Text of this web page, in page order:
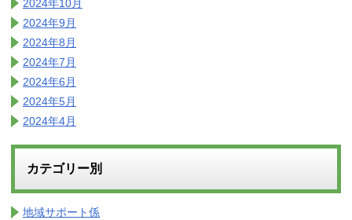
2024年10月
2024年9月
2024年8月
2024年7月
2024年6月
2024年5月
2024年4月
カテゴリー別
地域サポート係